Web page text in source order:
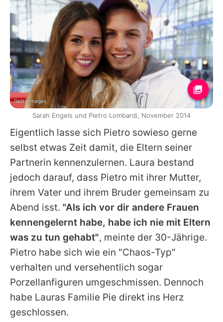
Eigentlich lasse sich Pietro sowieso gerne
selbst etwas Zeit damit, die Eltern seiner
Partnerin kennenzulernen. Laura bestand
jedoch darauf, dass Pietro mit ihrer Mutter,
ihrem Vater und ihrem Bruder gemeinsam zu
Abend isst. "Als ich vor dir andere Frauen
kennengelernt habe, habe ich nie mit Eltern
was zu tun gehabt", meinte der 30-Jährige.
Pietro habe sich wie ein "Chaos-Typ"
verhalten und versehentlich sogar
Porzellanfiguren umgeschmissen. Dennoch
habe Lauras Familie Pie direkt ins Herz
geschlossen.
Getty Images
Sarah Engels und Pietro Lombardi, November 2014